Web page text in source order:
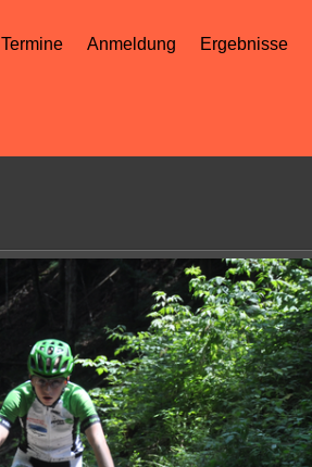
Termine Anmeldung Ergebnisse